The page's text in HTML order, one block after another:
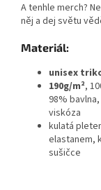
A tenhle merch?
něj a dej světu
Materiál:
unisex
190g/m²,
98%
viskóza
kulatá
elastanem,
sušičce